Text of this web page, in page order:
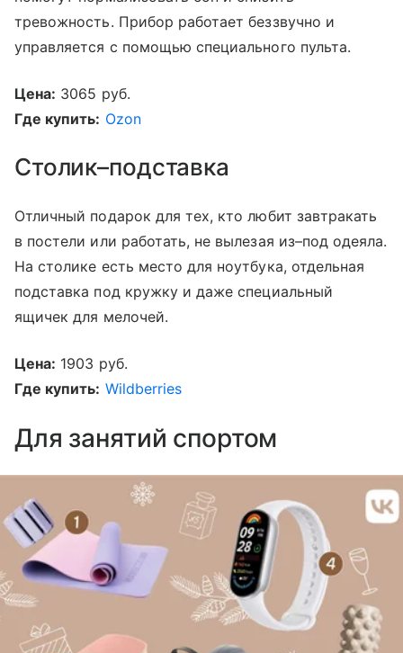
тревожность. Прибор работает беззвучно и
управляется с помощью специального пульта.
Цена: 3065 руб.
Где купить: Ozon
Столик–подставка
Отличный подарок для тех, кто любит завтракать
в постели или работать, не вылезая из–под одеяла.
На столике есть место для ноутбука, отдельная
подставка под кружку и даже специальный
ящичек для мелочей.
Цена: 1903 руб.
Где купить: Wildberries
Для занятий спортом